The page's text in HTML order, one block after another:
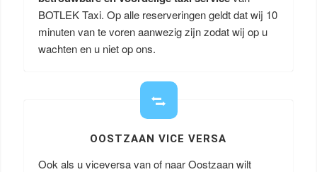
BOTLEK Taxi. Op alle reserveringen geldt dat wij 10
minuten van te voren aanwezig zijn zodat wij op u
wachten en u niet op ons.
OOSTZAAN VICE VERSA
Ook als u viceversa van of naar Oostzaan wilt